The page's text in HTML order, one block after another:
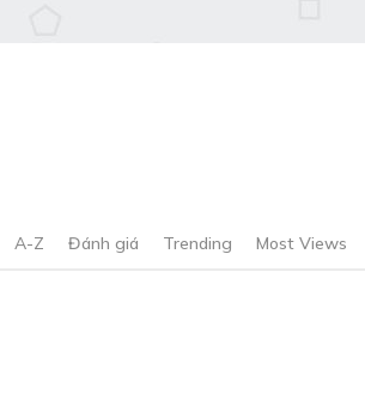
A-Z Đánh giá Trending Most Views